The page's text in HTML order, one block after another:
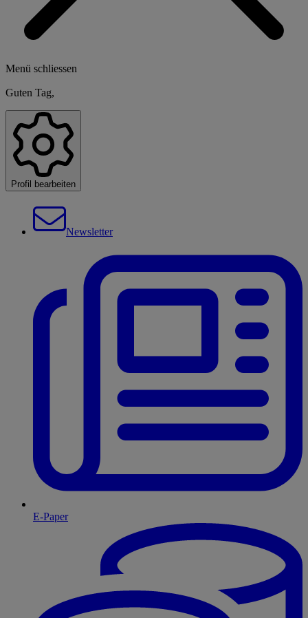
Menü schliessen
Guten Tag,
Profil bearbeiten
Newsletter
E-Paper